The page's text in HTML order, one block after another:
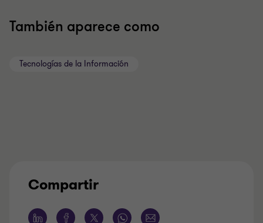
También aparece como
Tecnologías de la Información
Compartir